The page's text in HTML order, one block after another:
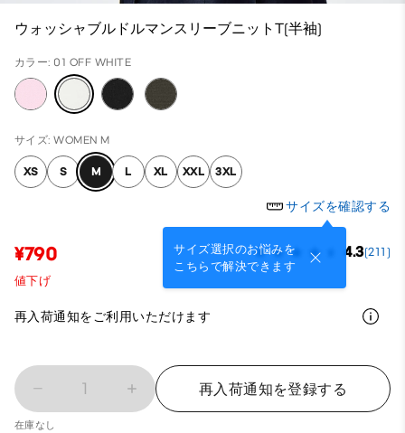
ウォッシャブルドルマンスリーブニットT(半袖)
カラー: 01 OFF WHITE
サイズ: WOMEN M
XS S M L XL XXL 3XL
サイズを確認する
サイズ選択のお悩みを
こちらで解決できます
¥790 4.3(211)
値下げ
再入荷通知をご利用いただけます
1 再入荷通知を登録する
在庫なし